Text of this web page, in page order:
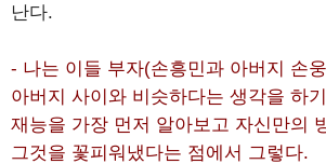
난다.
- 나는 이들 부자(손흥민과 아버지 손
아버지 사이와 비슷하다는 생각을 하
재능을 가장 먼저 알아보고 자신만의
그것을 꽃피워냈다는 점에서 그렇다.